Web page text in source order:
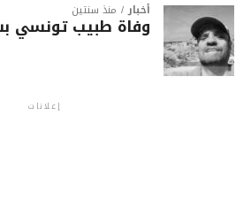
أخبار منذ سنتين
وفاة طبيب تونسي
إعلانات